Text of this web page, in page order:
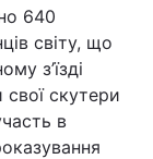
640
світу, що
з’їзді
скутери
в